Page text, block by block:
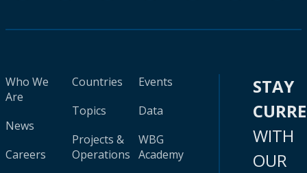
Who We
Are
News
Careers
Countries
Topics
Projects &
Operations
Events
Data
WBG
Academy
STAY
WITH
OUR